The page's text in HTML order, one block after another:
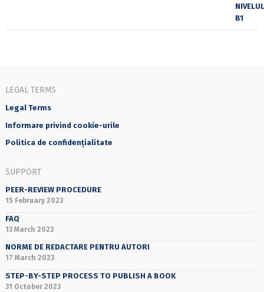
LEGAL TERMS
Legal Terms
Informare privind cookie-urile
Politica de confidențialitate
SUPPORT
PEER-REVIEW PROCEDURE
15 February 2023
FAQ
13 March 2023
NORME DE REDACTARE PENTRU AUTORI
17 March 2023
STEP-BY-STEP PROCESS TO PUBLISH A BOOK
31 October 2023